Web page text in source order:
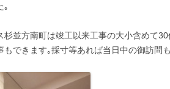
｡
杉並方南町は竣工以来工事の大小含めて
もできます｡採寸等あれば当日中の御訪問